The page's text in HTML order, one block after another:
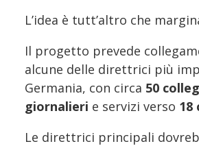
L’idea è tutt’altro che
Il progetto prevede
alcune delle direttrici più
Germania, con circa 50
giornalieri e servizi verso 18
Le direttrici principali